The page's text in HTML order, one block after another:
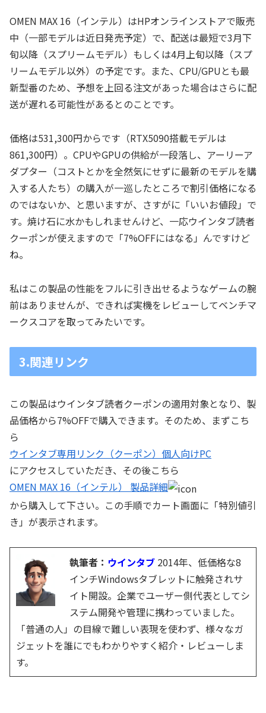
OMEN MAX 16（インテル）はHPオンラインストアで販売
中（一部モデルは近日発売予定）で、配送は最短で3月下
旬以降（スプリームモデル）もしくは4月上旬以降（スプ
リームモデル以外）の予定です。また、CPU/GPUとも最
新型番のため、予想を上回る注文があった場合はさらに配
送が遅れる可能性があるとのことです。
価格は531,300円からです（RTX5090搭載モデルは
861,300円）。CPUやGPUの供給が一段落し、アーリーア
ダプター（コストとかを全然気にせずに最新のモデルを購
入する人たち）の購入が一巡したところで割引価格になる
のではないか、と思いますが、さすがに「いいお値段」で
す。焼け石に水かもしれませんけど、一応ウインタブ読者
クーポンが使えますので「7%OFFにはなる」んですけど
ね。
私はこの製品の性能をフルに引き出せるようなゲームの腕
前はありませんが、できれば実機をレビューしてベンチマ
ークスコアを取ってみたいです。
3.関連リンク
この製品はウインタブ読者クーポンの適用対象となり、製
品価格から7%OFFで購入できます。そのため、まずこち
ら
ウインタブ専用リンク（クーポン）個人向けPC
にアクセスしていただき、その後こちら
OMEN MAX 16（インテル） 製品詳細
から購入して下さい。この手順でカート画面に「特別値引
き」が表示されます。
執筆者： ウインタブ 2014年、低価格な8
インチWindowsタブレットに触発されサ
イト開設。企業でユーザー側代表としてシ
ステム開発や管理に携わっていました。
「普通の人」の目線で難しい表現を使わず、様々なガ
ジェットを誰にでもわかりやすく紹介・レビューしま
す。